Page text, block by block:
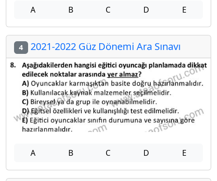
A B C D E
4 2021-2022 Güz Dönemi Ara Sınavı
A B C D E